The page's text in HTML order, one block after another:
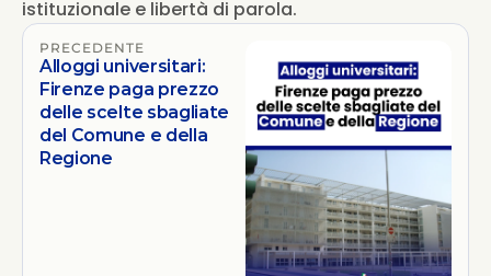
istituzionale e libertà di parola.
PRECEDENTE
Alloggi universitari:
Firenze paga prezzo
delle scelte sbagliate
del Comune e della
Regione